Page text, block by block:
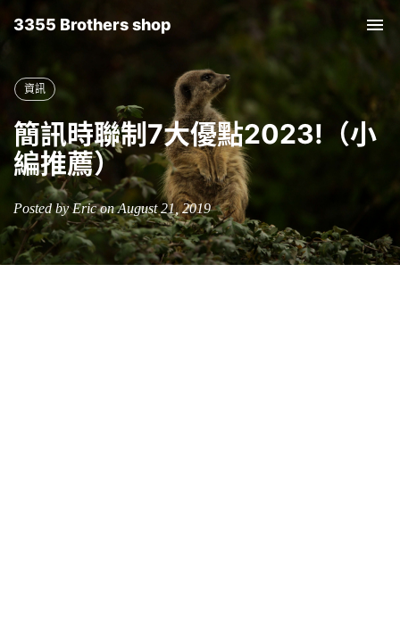
3355 Brothers shop
資訊
簡訊時聯制7大優點2023!（小
編推薦）
Posted by Eric on August 21, 2019